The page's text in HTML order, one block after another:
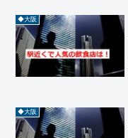
◆大阪
◆大阪